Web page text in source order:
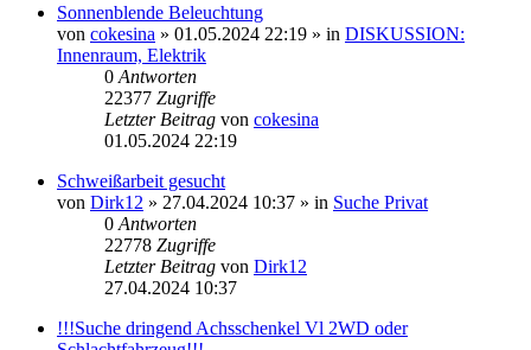
Sonnenblende Beleuchtung
von cokesina » 01.05.2024 22:19 » in DISKUSSION:
Innenraum, Elektrik
0 Antworten
22377 Zugriffe
Letzter Beitrag von cokesina
01.05.2024 22:19
Schweißarbeit gesucht
von Dirk12 » 27.04.2024 10:37 » in Suche Privat
0 Antworten
22778 Zugriffe
Letzter Beitrag von Dirk12
27.04.2024 10:37
!!!Suche dringend Achsschenkel Vl 2WD oder